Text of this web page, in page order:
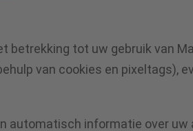
tot uw gebruik van
van cookies en pixeltags),
automatisch informatie over